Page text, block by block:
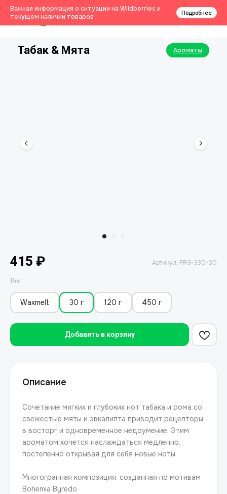
Важная информация о ситуации на Wildberries и
текущем наличии товаров
Подробнее
0
Табак & Мята Ароматы
415 ₽ Артикул: FRG-330-30
Вес
Waxmelt 30 г 120 г 450 г
Добавить в корзину
Описание
Сочетание мягких и глубоких нот табака и рома со
свежестью мяты и эвкалипта приводит рецепторы
в восторг и одновременное недоумение. Этим
ароматом хочется наслаждаться медленно,
постепенно открывая для себя новые ноты
Многогранная композиция, созданная по мотивам
Bohemia Byredo